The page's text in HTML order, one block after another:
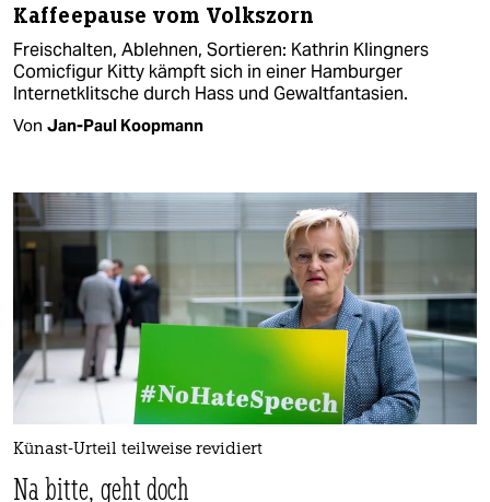
Kaffeepause vom Volkszorn
Freischalten, Ablehnen, Sortieren: Kathrin Klingners
Comicfigur Kitty kämpft sich in einer Hamburger
Internetklitsche durch Hass und Gewaltfantasien.
Von Jan-Paul Koopmann
Künast-Urteil teilweise revidiert
Na bitte, geht doch